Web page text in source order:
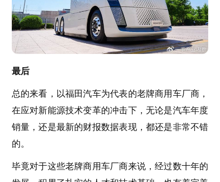
最后
总的来看，以福田汽车为代表的老牌商用车厂商，
在应对新能源技术变革的冲击下，无论是汽车年度
销量，还是最新的财报数据表现，都还是非常不错
的。
毕竟对于这些老牌商用车厂商来说，经过数十年的